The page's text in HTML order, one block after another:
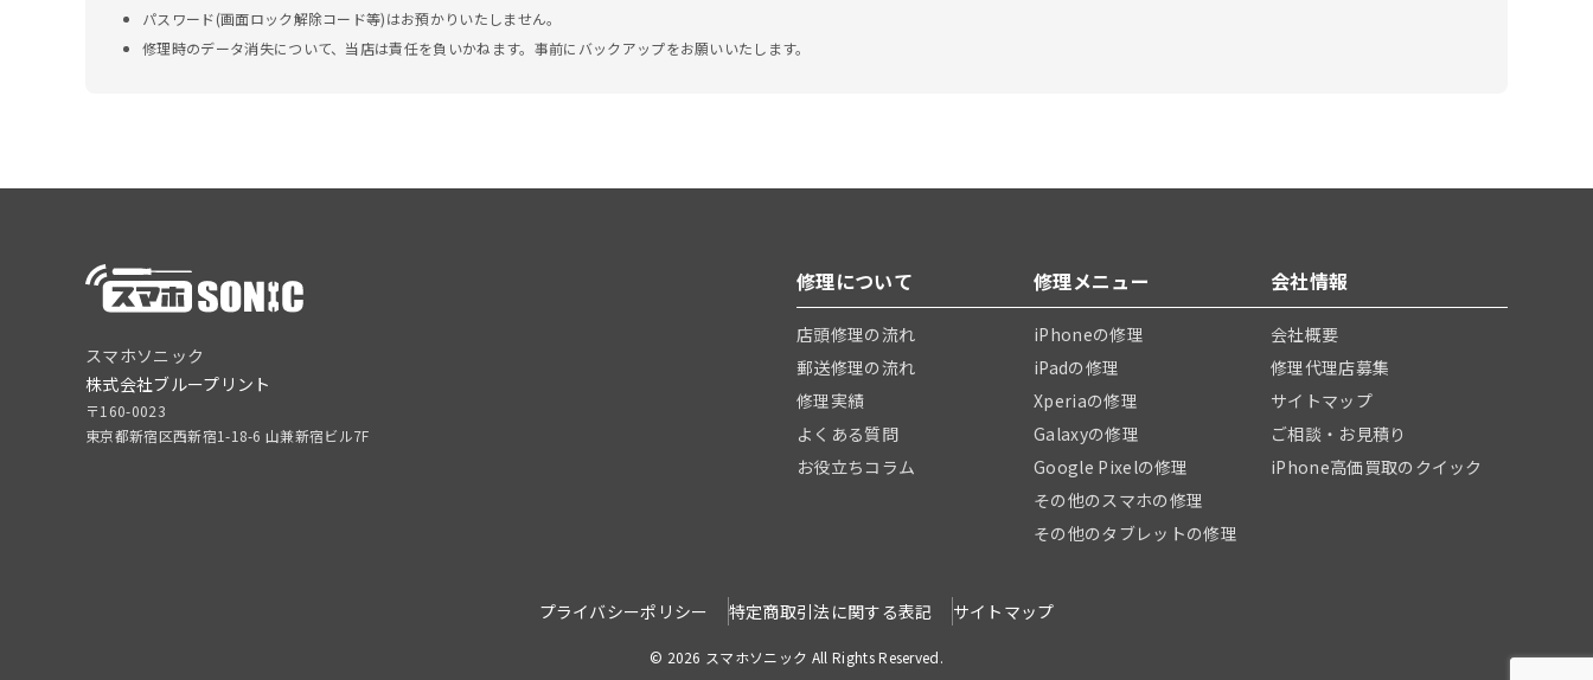
パスワード(画面ロック解除コード等)はお預かりいたしません。
修理時のデータ消失について、当店は責任を負いかねます。事前にバックアップをお願いいたします。
スマホソニック
株式会社ブループリント
〒160-0023
東京都新宿区西新宿1-18-6 山兼新宿ビル7F
修理について
店頭修理の流れ
郵送修理の流れ
修理実績
よくある質問
お役立ちコラム
修理メニュー
iPhoneの修理
iPadの修理
Xperiaの修理
Galaxyの修理
Google Pixelの修理
その他のスマホの修理
その他のタブレットの修理
会社情報
会社概要
修理代理店募集
サイトマップ
ご相談・お見積り
iPhone高価買取のクイック
プライバシーポリシー 特定商取引法に関する表記 サイトマップ
© 2026 スマホソニック All Rights Reserved.